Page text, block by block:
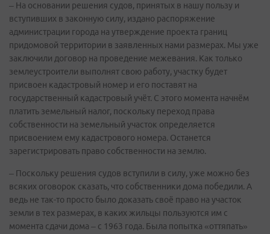
– На основании решения судов, принятых в нашу пользу и
вступивших в законную силу, издано распоряжение
администрации города на утверждение проекта границ
придомовой территории в заявленных нами размерах. Мы уже
заключили договор на проведение межевания. Как только
землеустроители выполнят свою работу, участку будет
присвоен кадастровый номер и его поставят на
государственный кадастровый учёт. С этого момента начнём
платить земельный налог, поскольку переход права
собственности на земельный участок определяется
присвоением ему кадастрового номера. Останется
зарегистрировать право собственности на землю.
– Поскольку решения судов вступили в силу, уже можно без
всяких оговорок сказать, что собственники дома победили. А
ведь не так-то просто было доказать своё право на участок
земли в тех размерах, в каких жильцы пользуются им с
момента сдачи дома – с 1963 года. Была попытка «оттяпать»